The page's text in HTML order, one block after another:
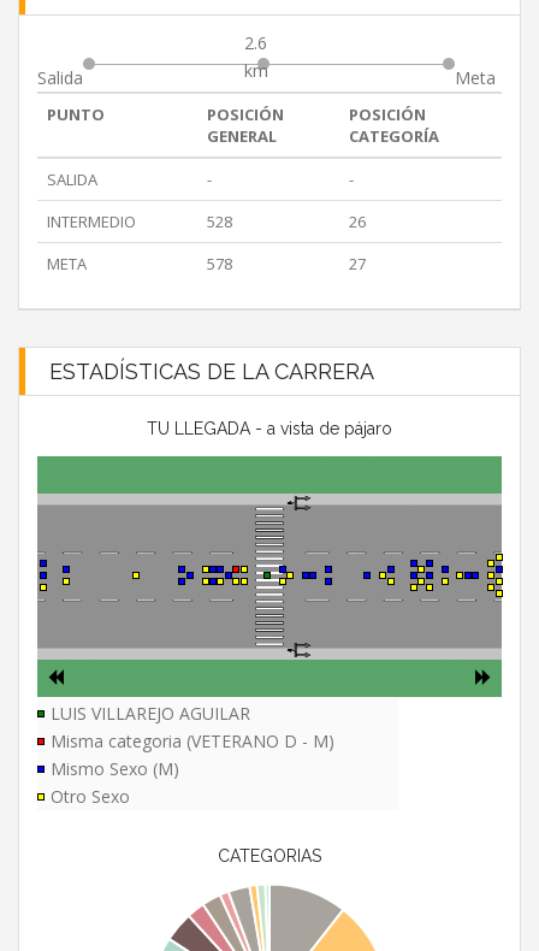
Salida
2.6
km
Meta
PUNTO
POSICIÓN
GENERAL
POSICIÓN
CATEGORÍA
SALIDA
-
-
INTERMEDIO
528
26
META
578 27
ESTADÍSTICAS DE LA CARRERA
TU LLEGADA - a vista de pájaro
LUIS VILLAREJO AGUILAR
Misma categoria (VETERANO D - M)
Mismo Sexo (M)
Otro Sexo
CATEGORIAS